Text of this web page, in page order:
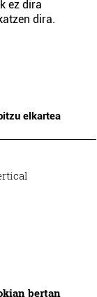
ez dira
dira.
elkartea
bertan